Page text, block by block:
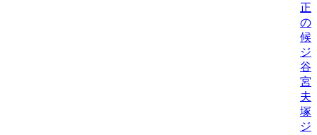
正
の
候/
ジ
谷
宮
夫
塚
ジ